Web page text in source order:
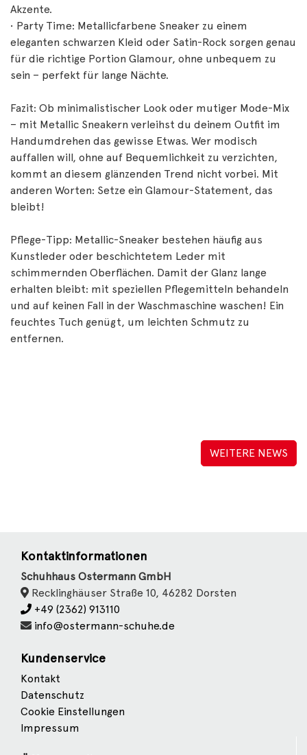
Akzente.
• Party Time: Metallicfarbene Sneaker zu einem
eleganten schwarzen Kleid oder Satin-Rock sorgen genau
für die richtige Portion Glamour, ohne unbequem zu
sein – perfekt für lange Nächte.
Fazit: Ob minimalistischer Look oder mutiger Mode-Mix
– mit Metallic Sneakern verleihst du deinem Outfit im
Handumdrehen das gewisse Etwas. Wer modisch
auffallen will, ohne auf Bequemlichkeit zu verzichten,
kommt an diesem glänzenden Trend nicht vorbei. Mit
anderen Worten: Setze ein Glamour-Statement, das
bleibt!
Pflege-Tipp: Metallic-Sneaker bestehen häufig aus
Kunstleder oder beschichtetem Leder mit
schimmernden Oberflächen. Damit der Glanz lange
erhalten bleibt: mit speziellen Pflegemitteln behandeln
und auf keinen Fall in der Waschmaschine waschen! Ein
feuchtes Tuch genügt, um leichten Schmutz zu
entfernen.
WEITERE NEWS
Kontaktinformationen
Schuhhaus Ostermann GmbH
Recklinghäuser Straße 10, 46282 Dorsten
+49 (2362) 913110
info@ostermann-schuhe.de
Kundenservice
Kontakt
Datenschutz
Cookie Einstellungen
Impressum